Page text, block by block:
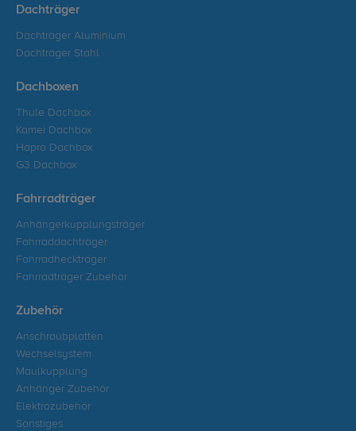
Dachträger
Dachträger Aluminium
Dachträger Stahl
Dachboxen
Thule Dachbox
Kamei Dachbox
Hapro Dachbox
G3 Dachbox
Fahrradträger
Anhängerkupplungsträger
Fahrraddachträger
Fahrradheckträger
Fahrradträger Zubehör
Zubehör
Anschraubplatten
Wechselsystem
Maulkupplung
Anhänger Zubehör
Elektrozubehör
Sonstiges